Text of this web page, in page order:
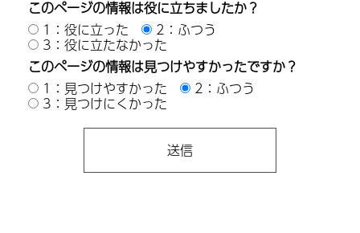
このページの情報は役に立ちましたか？
1：役に立った
2：ふつう
3：役に立たなかった
このページの情報は見つけやすかったですか？
1：見つけやすかった
2：ふつう
3：見つけにくかった